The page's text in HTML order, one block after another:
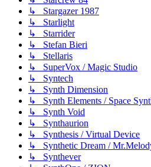
↳ Stargazer 1987
↳ Starlight
↳ Starrider
↳ Stefan Bieri
↳ Stellaris
↳ SuperVox / Magic Studio
↳ Syntech
↳ Synth Dimension
↳ Synth Elements / Space
↳ Synth Void
↳ Synthaurion
↳ Synthesis / Virtual Device
↳ Synthetic Dream /
↳ Synthever